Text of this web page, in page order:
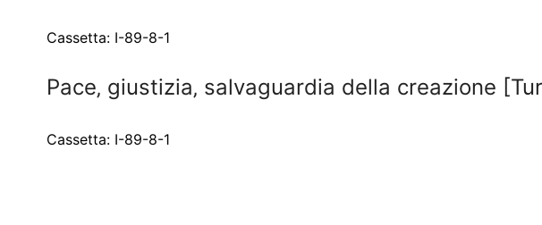
Cassetta: I-89-8-1
Pace‚ giustizia‚ salvaguardia della creazione
Cassetta: I-89-8-1